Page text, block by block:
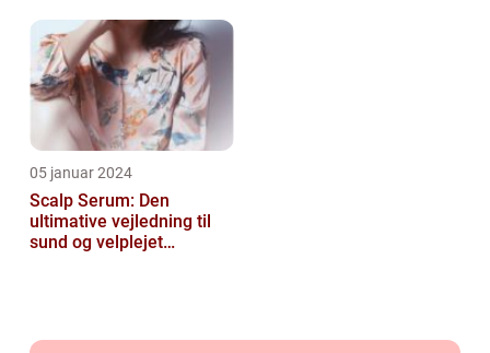
05 januar 2024
Scalp Serum: Den
ultimative vejledning til
sund og velplejet